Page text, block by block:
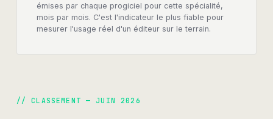
émises par chaque progiciel pour cette spécialité,
mois par mois. C'est l'indicateur le plus fiable pour
mesurer l'usage réel d'un éditeur sur le terrain.
// CLASSEMENT —JUIN 2026